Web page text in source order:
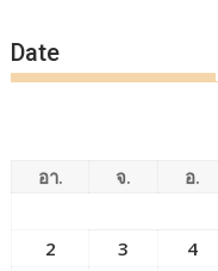
Date
อา. จ. อ.
2
3 4